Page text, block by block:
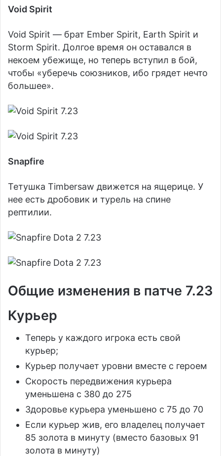
Void Spirit
Void Spirit — брат Ember Spirit, Earth Spirit и
Storm Spirit. Долгое время он оставался в
некоем убежище, но теперь вступил в бой,
чтобы «уберечь союзников, ибо грядет нечто
большее».
Snapfire
Тетушка Timbersaw движется на ящерице. У
нее есть дробовик и турель на спине
рептилии.
Общие изменения в патче 7.23
Курьер
Теперь у каждого игрока есть свой
курьер;
Курьер получает уровни вместе с героем
Скорость передвижения курьера
уменьшена с 380 до 275
Здоровье курьера уменьшено с 75 до 70
Если курьер жив, его владелец получает
85 золота в минуту (вместо базовых 91
золота в минуту)